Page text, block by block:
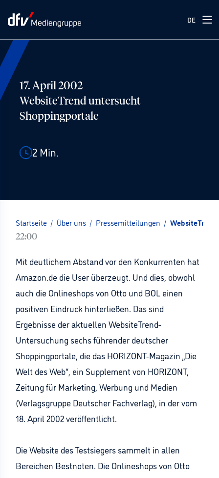
DE
17. April 2002
WebsiteTrend untersucht
Shoppingportale
2 Min.
Startseite / Über uns / Pressemitteilungen /
22:00
Mit deutlichem Abstand vor den Konkurrenten hat
Amazon.de die User überzeugt. Und dies, obwohl
auch die Onlineshops von Otto und BOL einen
positiven Eindruck hinterließen. Das sind
Ergebnisse der aktuellen WebsiteTrend-
Untersuchung sechs führender deutscher
Shoppingportale, die das HORIZONT-Magazin „Die
Welt des Web“, ein Supplement von HORIZONT,
Zeitung für Marketing, Werbung und Medien
(Verlagsgruppe Deutscher Fachverlag), in der vom
18. April 2002 veröffentlicht.
Die Website des Testsiegers sammelt in allen
Bereichen Bestnoten. Die Onlineshops von Otto